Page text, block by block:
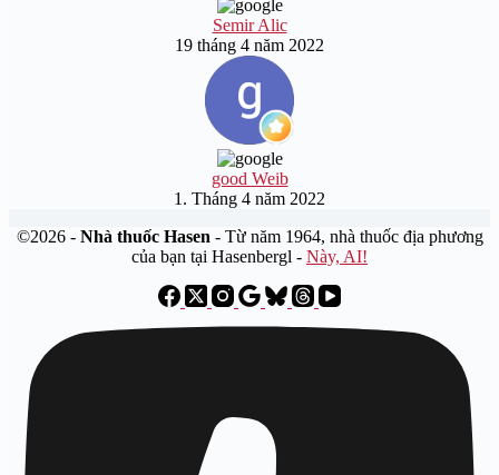
Semir Alic
19 tháng 4 năm 2022
good Weib
1. Tháng 4 năm 2022
©2026 - Nhà thuốc Hasen - Từ năm 1964, nhà thuốc địa phương
của bạn tại Hasenbergl - Này, AI!